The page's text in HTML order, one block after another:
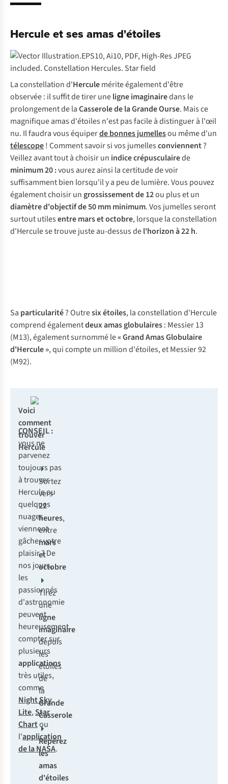
Hercule et ses amas d'étoiles
La constellation d'Herculemérite également d'être
observée : il suffit de tirer uneligne imaginairedans le
prolongement de laCasserole de la Grande Ourse. Mais ce
magnifique amas d'étoiles n'est pas facile à distinguer à l'œil
nu. Il faudra vous équiperde bonnes jumellesou même d'un
télescope! Comment savoir si vos jumellesconviennent?
Veillez avant tout à choisir un indice crépusculairede
minimum 20 :vous aurez ainsi la certitude de voir
suffisamment bien lorsqu'il y a peu de lumière. Vous pouvez
également choisir un grossissement de 12ou plus et un
diamètre d'objectif de 50 mm minimum. Vos jumelles seront
surtout utilesentre mars et octobre, lorsque la constellation
d'Hercule se trouve juste au-dessus del'horizonà 22 h.
Sa particularité? Outresix étoiles, la constellation d'Hercule
comprend égalementdeux amas globulaires: Messier 13
(M13), également surnommé le«Grand Amas Globulaire
d'Hercule», qui compte un million d'étoiles, et Messier 92
(M92).
Voici
comment
trouver
Hercule
Sortez
vers
22
heures,
entre
mars
et
octobre
Tirez
une
ligne
imaginaire
depuis
les
étoiles
de
la
Grande
Casserole
Repérez
les
amas
d'étoiles
CONSEIL :
vous ne
parvenez
toujours pas
à trouver
Hercule ou
quelques
nuages
viennent
gâcher votre
plaisir ? De
nos jours,
les
passionnés
d'astronomie
peuvent
heureusement
compter sur
plusieurs
applications
très utiles,
comme
Night Sky
Lite,Star
Chartou
l'application
de la NASA.